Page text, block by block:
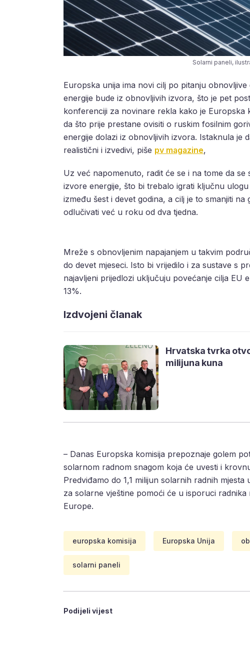
Solarni paneli,
Europska unija ima novi cilj po pitanju
energije bude iz obnovljivih izvora, što je pet
konferenciji za novinare rekla kako je Europska
da što prije prestane ovisiti o ruskim fosilnim
energije dolazi iz obnovljivih izvora. Istaknula je
realistični i izvedivi, piše pv magazine,
Uz već napomenuto, radit će se i na tome da
izvore energije, što bi trebalo igrati ključnu
između šest i devet godina, a cilj je to smanjiti
odlučivati već u roku od dva tjedna.
Mreže s obnovljenim napajanjem u takvim
do devet mjeseci. Isto bi vrijedilo i za sustave s
najavljeni prijedlozi uključuju povećanje cilja EU
13%.
Izdvojeni članak
Hrvatska tvrka
milijuna kuna
– Danas Europska komisija prepoznaje golem
solarnom radnom snagom koja će uvesti i
Predviđamo do 1,1 milijun solarnih radnih
za solarne vještine pomoći će u isporuci
Europe.
europska komisija Europska Unija
solarni paneli
Podijeli vijest